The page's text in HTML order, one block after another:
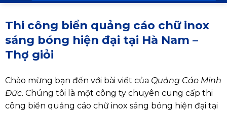
Thi công biển quảng cáo chữ inox
sáng bóng hiện đại tại Hà Nam –
Thợ giỏi
Chào mừng bạn đến với bài viết của Quảng Cáo Minh
Đức. Chúng tôi là một công ty chuyên cung cấp thi
công biển quảng cáo chữ inox sáng bóng hiện đại tại